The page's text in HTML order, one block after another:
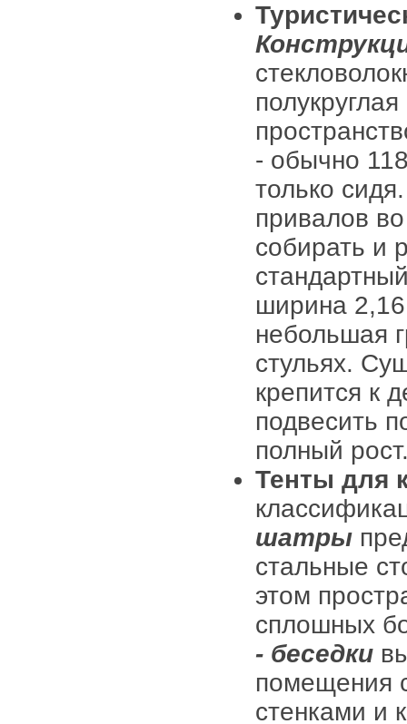
- обычно
только
привалов
собирать и
ширина
небольшая
стульях.
крепится к
подвесить
полный
Тенты для
шатры
стальные
этом
сплошных
- беседки
помещения
стенками и